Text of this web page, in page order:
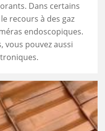
Dans certains
recours à des gaz
endoscopiques.
vous pouvez aussi